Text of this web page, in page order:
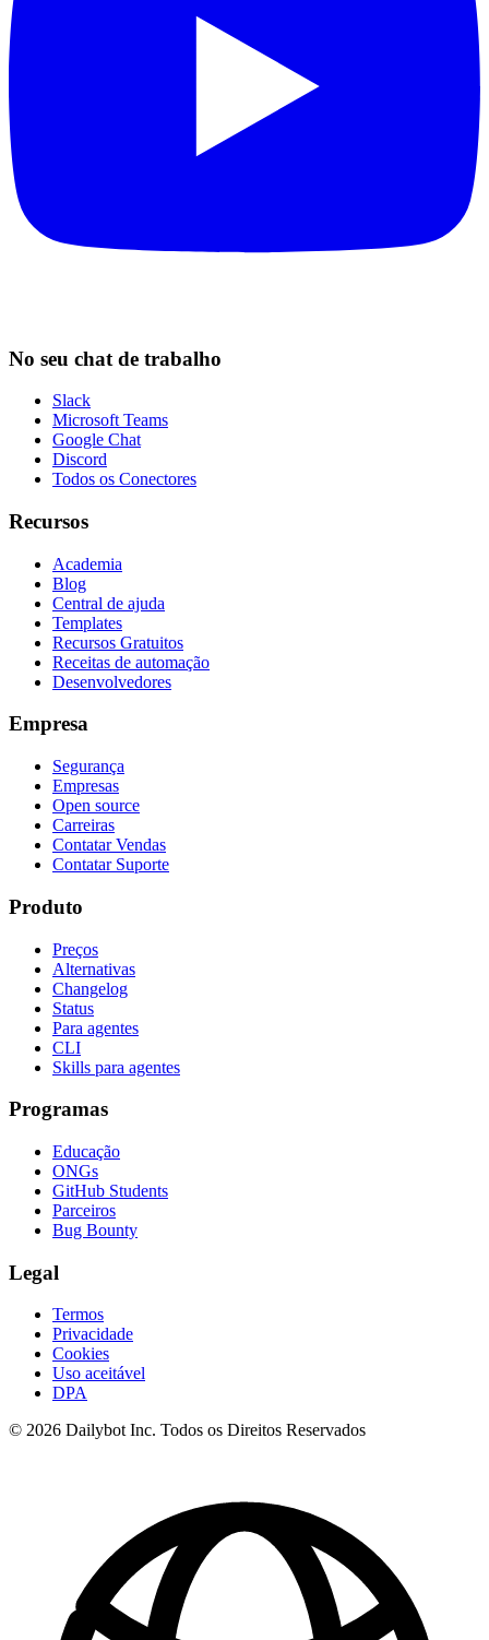
No seu chat de trabalho
Slack
Microsoft Teams
Google Chat
Discord
Todos os Conectores
Recursos
Academia
Blog
Central de ajuda
Templates
Recursos Gratuitos
Receitas de automação
Desenvolvedores
Empresa
Segurança
Empresas
Open source
Carreiras
Contatar Vendas
Contatar Suporte
Produto
Preços
Alternativas
Changelog
Status
Para agentes
CLI
Skills para agentes
Programas
Educação
ONGs
GitHub Students
Parceiros
Bug Bounty
Legal
Termos
Privacidade
Cookies
Uso aceitável
DPA
© 2026 Dailybot Inc. Todos os Direitos Reservados